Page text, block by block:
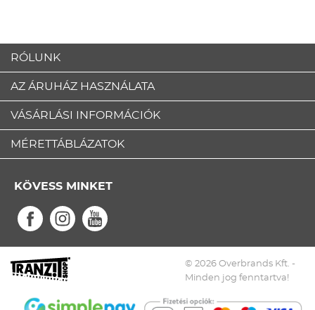
RÓLUNK
AZ ÁRUHÁZ HASZNÁLATA
VÁSÁRLÁSI INFORMÁCIÓK
MÉRETTÁBLÁZATOK
KÖVESS MINKET
© 2026 Overbrands Kft. -
Minden jog fenntartva!